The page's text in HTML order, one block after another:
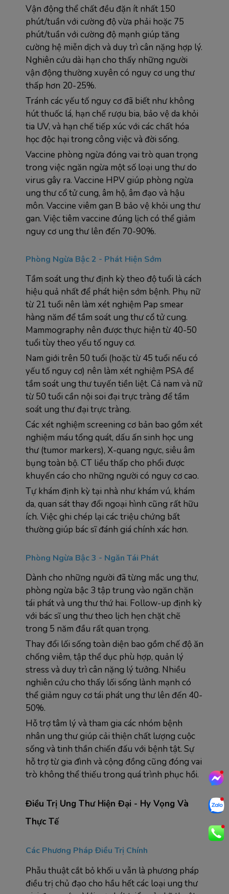
Vận động thể chất đều đặn ít nhất 150
phút/tuần với cường độ vừa phải hoặc 75
phút/tuần với cường độ mạnh giúp tăng
cường hệ miễn dịch và duy trì cân nặng hợp lý.
Nghiên cứu dài hạn cho thấy những người
vận động thường xuyên có nguy cơ ung thư
thấp hơn 20-25%.
Tránh các yếu tố nguy cơ đã biết như không
hút thuốc lá, hạn chế rượu bia, bảo vệ da khỏi
tia UV, và hạn chế tiếp xúc với các chất hóa
học độc hại trong công việc và đời sống.
Vaccine phòng ngừa đóng vai trò quan trọng
trong việc ngăn ngừa một số loại ung thư do
virus gây ra. Vaccine HPV giúp phòng ngừa
ung thư cổ tử cung, âm hộ, âm đạo và hậu
môn. Vaccine viêm gan B bảo vệ khỏi ung thư
gan. Việc tiêm vaccine đúng lịch có thể giảm
nguy cơ ung thư lên đến 70-90%.
Phòng Ngừa Bậc 2 - Phát Hiện Sớm
Tầm soát ung thư định kỳ theo độ tuổi là cách
hiệu quả nhất để phát hiện sớm bệnh. Phụ nữ
từ 21 tuổi nên làm xét nghiệm Pap smear
hàng năm để tầm soát ung thư cổ tử cung.
Mammography nên được thực hiện từ 40-50
tuổi tùy theo yếu tố nguy cơ.
Nam giới trên 50 tuổi (hoặc từ 45 tuổi nếu có
yếu tố nguy cơ) nên làm xét nghiệm PSA để
tầm soát ung thư tuyến tiền liệt. Cả nam và nữ
từ 50 tuổi cần nội soi đại trực tràng để tầm
soát ung thư đại trực tràng.
Các xét nghiệm screening cơ bản bao gồm xét
nghiệm máu tổng quát, dấu ấn sinh học ung
thư (tumor markers), X-quang ngực, siêu âm
bụng toàn bộ. CT liều thấp cho phổi được
khuyến cáo cho những người có nguy cơ cao.
Tự khám định kỳ tại nhà như khám vú, khám
da, quan sát thay đổi ngoại hình cũng rất hữu
ích. Việc ghi chép lại các triệu chứng bất
thường giúp bác sĩ đánh giá chính xác hơn.
Phòng Ngừa Bậc 3 - Ngăn Tái Phát
Dành cho những người đã từng mắc ung thư,
phòng ngừa bậc 3 tập trung vào ngăn chặn
tái phát và ung thư thứ hai. Follow-up định kỳ
với bác sĩ ung thư theo lịch hẹn chặt chẽ
trong 5 năm đầu rất quan trọng.
Thay đổi lối sống toàn diện bao gồm chế độ ăn
chống viêm, tập thể dục phù hợp, quản lý
stress và duy trì cân nặng lý tưởng. Nhiều
nghiên cứu cho thấy lối sống lành mạnh có
thể giảm nguy cơ tái phát ung thư lên đến 40-
50%.
Hỗ trợ tâm lý và tham gia các nhóm bệnh
nhân ung thư giúp cải thiện chất lượng cuộc
sống và tinh thần chiến đấu với bệnh tật. Sự
hỗ trợ từ gia đình và cộng đồng cũng đóng vai
trò không thể thiếu trong quá trình phục hồi.
Điều Trị Ung Thư Hiện Đại - Hy Vọng Và
Thực Tế
Các Phương Pháp Điều Trị Chính
Phẫu thuật cắt bỏ khối u vẫn là phương pháp
điều trị chủ đạo cho hầu hết các loại ung thư